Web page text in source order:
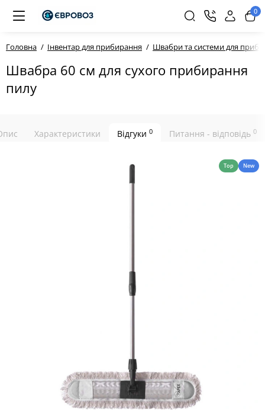
0
Головна Інвентар для прибирання Швабри та системи для
Швабра 60 см для сухого прибирання
пилу
Характеристики Відгуки 0 Питання - відповідь 0
Top New